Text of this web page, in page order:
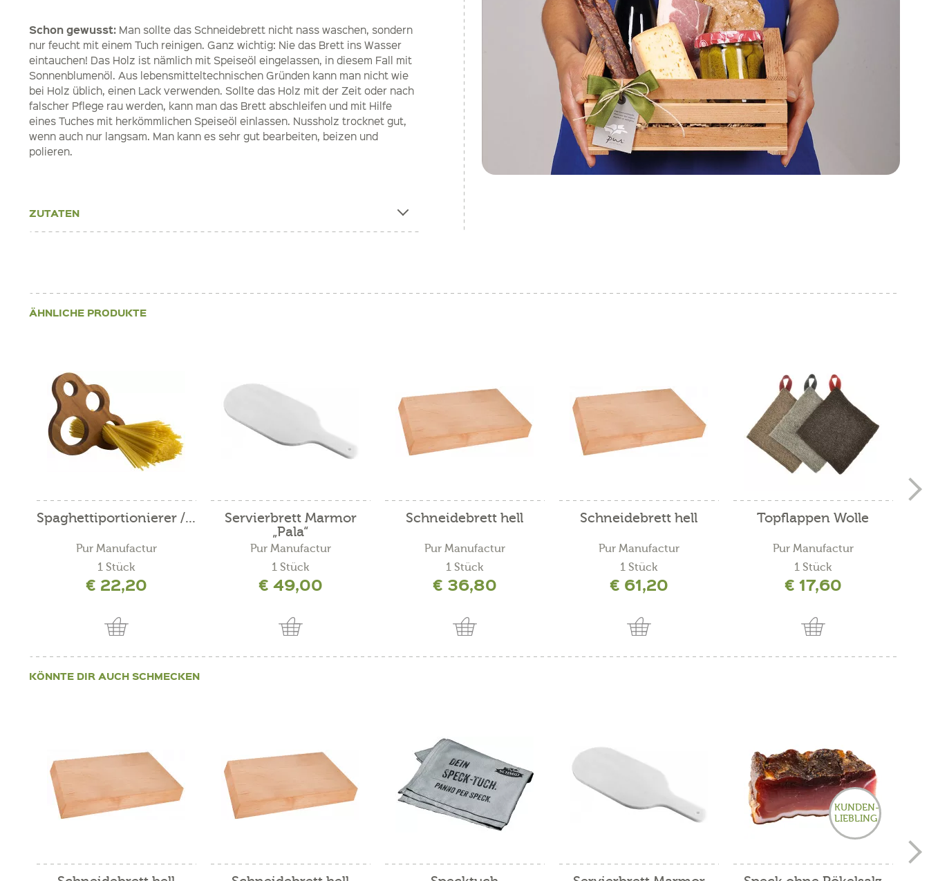
Schon gewusst: Man sollte das Schneidebrett nicht nass waschen, sondern
nur feucht mit einem Tuch reinigen. Ganz wichtig: Nie das Brett ins Wasser
eintauchen! Das Holz ist nämlich mit Speiseöl eingelassen, in diesem Fall mit
Sonnenblumenöl. Aus lebensmitteltechnischen Gründen kann man nicht wie
bei Holz üblich, einen Lack verwenden. Sollte das Holz mit der Zeit oder nach
falscher Pflege rau werden, kann man das Brett abschleifen und mit Hilfe
eines Tuches mit herkömmlichen Speiseöl einlassen. Nussholz trocknet gut,
wenn auch nur langsam. Man kann es sehr gut bearbeiten, beizen und
polieren.
ZUTATEN
ÄHNLICHE PRODUKTE
Spaghettiportionierer /...
Pur Manufactur
1 Stück
€ 22,20
Servierbrett Marmor
„Pala“
Pur Manufactur
1 Stück
€ 49,00
Schneidebrett hell
Pur Manufactur
1 Stück
€ 36,80
Schneidebrett hell
Pur Manufactur
1 Stück
€ 61,20
Topflappen Wolle
Pur Manufactur
1 Stück
€ 17,60
KÖNNTE DIR AUCH SCHMECKEN
KUNDEN-
LIEBLING